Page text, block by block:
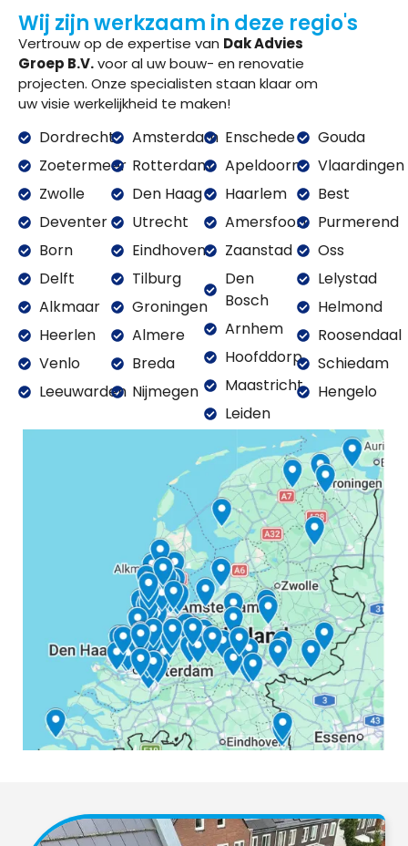
Wij zijn werkzaam in deze regio's
Vertrouw op de expertise van Dak Advies
Groep B.V.voor al uw bouw- en renovatie
projecten. Onze specialisten staan klaar om
uw visie werkelijkheid te maken!
Dordrecht
Zoetermeer
Zwolle
Deventer
Born
Delft
Alkmaar
Heerlen
Venlo
Leeuwarden
Amsterdam
Rotterdam
Den Haag
Utrecht
Eindhoven
Tilburg
Groningen
Almere
Breda
Nijmegen
Enschede
Apeldoorn
Haarlem
Amersfoort
Zaanstad
Den
Bosch
Arnhem
Hoofddorp
Maastricht
Leiden
Gouda
Vlaardingen
Best
Purmerend
Oss
Lelystad
Helmond
Roosendaal
Schiedam
Hengelo